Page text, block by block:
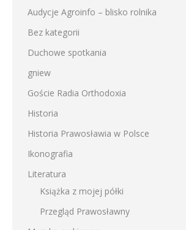
Audycje Agroinfo – blisko rolnika
Bez kategorii
Duchowe spotkania
gniew
Goście Radia Orthodoxia
Historia
Historia Prawosławia w Polsce
Ikonografia
Literatura
Książka z mojej półki
Przegląd Prawosławny